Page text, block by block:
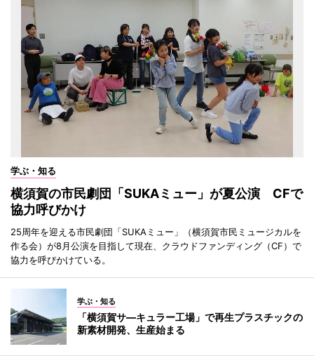
学ぶ・知る
横須賀の市民劇団「SUKAミュー」が夏公演 CFで
協力呼びかけ
25周年を迎える市民劇団「SUKAミュー」（横須賀市民ミュージカルを
作る会）が8月公演を目指して現在、クラウドファンディング（CF）で
協力を呼びかけている。
学ぶ・知る
「横須賀サ―キュラー工場」で再生プラスチックの
新素材開発、生産始まる